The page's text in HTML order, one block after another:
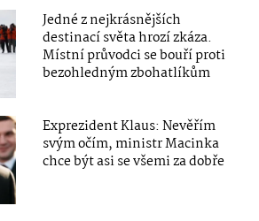
Jedné z nejkrásnějších
destinací světa hrozí zkáza.
Místní průvodci se bouří proti
bezohledným zbohatlíkům
Exprezident Klaus: Nevěřím
svým očím, ministr Macinka
chce být asi se všemi za dobře